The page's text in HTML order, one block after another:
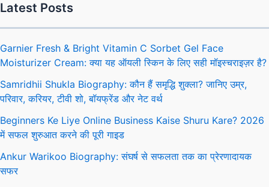
Latest Posts
Garnier Fresh & Bright Vitamin C Sorbet Gel Face
Moisturizer Cream: क्या यह ऑयली स्किन के लिए सही मॉइस्चराइज़र है?
Samridhii Shukla Biography: कौन हैं समृद्धि शुक्ला? जानिए उम्र,
परिवार, करियर, टीवी शो, बॉयफ्रेंड और नेट वर्थ
Beginners Ke Liye Online Business Kaise Shuru Kare? 2026
में सफल शुरुआत करने की पूरी गाइड
Ankur Warikoo Biography: संघर्ष से सफलता तक का प्रेरणादायक
सफर